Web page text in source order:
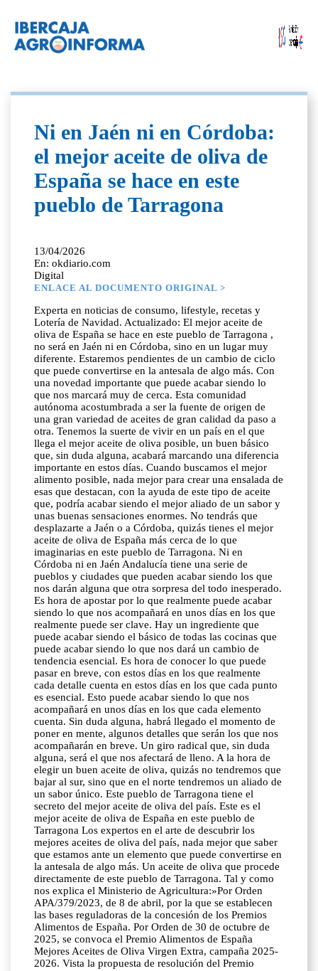
Ni en Jaén ni en Córdoba:
el mejor aceite de oliva de
España se hace en este
pueblo de Tarragona
13/04/2026
En: okdiario.com
Digital
ENLACE AL DOCUMENTO ORIGINAL >
Experta en noticias de consumo, lifestyle, recetas y
Lotería de Navidad. Actualizado: El mejor aceite de
oliva de España se hace en este pueblo de Tarragona ,
no será en Jaén ni en Córdoba, sino en un lugar muy
diferente. Estaremos pendientes de un cambio de ciclo
que puede convertirse en la antesala de algo más. Con
una novedad importante que puede acabar siendo lo
que nos marcará muy de cerca. Esta comunidad
autónoma acostumbrada a ser la fuente de origen de
una gran variedad de aceites de gran calidad da paso a
otra. Tenemos la suerte de vivir en un país en el que
llega el mejor aceite de oliva posible, un buen básico
que, sin duda alguna, acabará marcando una diferencia
importante en estos días. Cuando buscamos el mejor
alimento posible, nada mejor para crear una ensalada de
esas que destacan, con la ayuda de este tipo de aceite
que, podría acabar siendo el mejor aliado de un sabor y
unas buenas sensaciones enormes. No tendrás que
desplazarte a Jaén o a Córdoba, quizás tienes el mejor
aceite de oliva de España más cerca de lo que
imaginarias en este pueblo de Tarragona. Ni en
Córdoba ni en Jaén Andalucía tiene una serie de
pueblos y ciudades que pueden acabar siendo los que
nos darán alguna que otra sorpresa del todo inesperado.
Es hora de apostar por lo que realmente puede acabar
siendo lo que nos acompañará en unos días en los que
realmente puede ser clave. Hay un ingrediente que
puede acabar siendo el básico de todas las cocinas que
puede acabar siendo lo que nos dará un cambio de
tendencia esencial. Es hora de conocer lo que puede
pasar en breve, con estos días en los que realmente
cada detalle cuenta en estos días en los que cada punto
es esencial. Esto puede acabar siendo lo que nos
acompañará en unos días en los que cada elemento
cuenta. Sin duda alguna, habrá llegado el momento de
poner en mente, algunos detalles que serán los que nos
acompañarán en breve. Un giro radical que, sin duda
alguna, será el que nos afectará de lleno. A la hora de
elegir un buen aceite de oliva, quizás no tendremos que
bajar al sur, sino que en el norte tendremos un aliado de
un sabor único. Este pueblo de Tarragona tiene el
secreto del mejor aceite de oliva del país. Este es el
mejor aceite de oliva de España en este pueblo de
Tarragona Los expertos en el arte de descubrir los
mejores aceites de oliva del país, nada mejor que saber
que estamos ante un elemento que puede convertirse en
la antesala de algo más. Un aceite de oliva que procede
directamente de este pueblo de Tarragona. Tal y como
nos explica el Ministerio de Agricultura:»Por Orden
APA/379/2023, de 8 de abril, por la que se establecen
las bases reguladoras de la concesión de los Premios
Alimentos de España. Por Orden de 30 de octubre de
2025, se convoca el Premio Alimentos de España
Mejores Aceites de Oliva Virgen Extra, campaña 2025-
2026. Vista la propuesta de resolución del Premio